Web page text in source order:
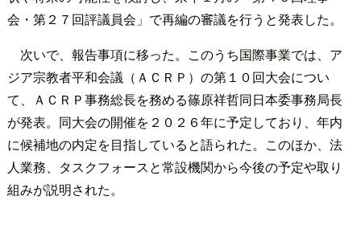
会・第２７回評議員会」で再編の審議を行うと発表した。
次いで、報告事項に移った。このうち国際事業では、ア
ジア宗教者平和会議（ＡＣＲＰ）の第１０回大会につい
て、ＡＣＲＰ事務総長を務める篠原祥哲同日本委事務局長
が発表。同大会の開催を２０２６年に予定しており、年内
に候補地の内定を目指していると語られた。このほか、法
人業務、タスクフォースと常設機関から今後の予定や取り
組みが説明された。